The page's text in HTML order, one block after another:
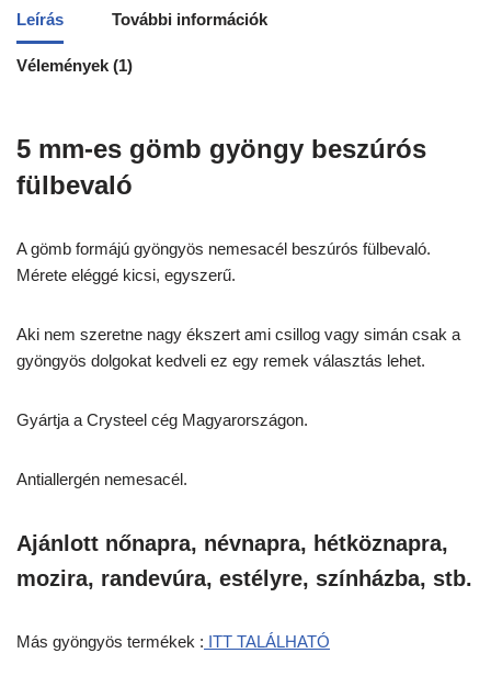
Leírás További információk
Vélemények (1)
5 mm-es gömb gyöngy beszúrós
fülbevaló
A gömb formájú gyöngyös nemesacél beszúrós fülbevaló.
Mérete eléggé kicsi, egyszerű.
Aki nem szeretne nagy ékszert ami csillog vagy simán csak a
gyöngyös dolgokat kedveli ez egy remek választás lehet.
Gyártja a Crysteel cég Magyarországon.
Antiallergén nemesacél.
Ajánlott nőnapra, névnapra, hétköznapra,
mozira, randevúra, estélyre, színházba, stb.
Más gyöngyös termékek : ITT TALÁLHATÓ